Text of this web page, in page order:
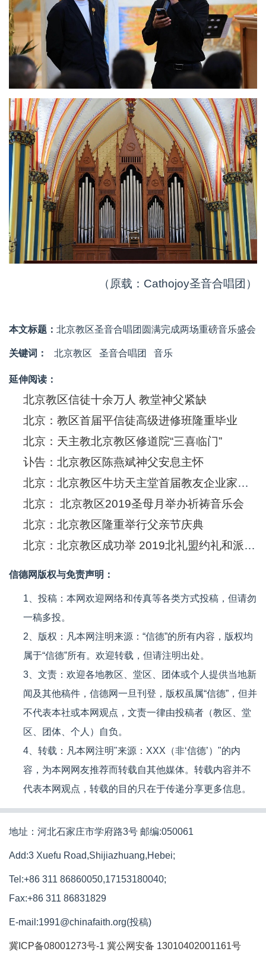
（原载：Cathojoy圣音合唱团）
本文标题： 北京教区圣音合唱团圆满完成两场重磅音乐盛会
关键词： 北京教区 圣音合唱团 音乐
延伸阅读：
北京教区信徒十余万人 教堂神父紧缺
北京：教区首届平信徒高级进修班隆重毕业
北京：天主教北京教区修道院“三喜临门”
讣告：北京教区陈燕斌神父安息主怀
北京：北京教区牛坊天主堂首届教友企业家高峰论坛成功举办
北京： 北京教区2019圣母月举办祈祷音乐会
北京：北京教区隆重举行父亲节庆典
北京：北京教区成功举 2019北礼盟约礼和派遣礼
信德网版权与免责声明：
1、投稿：本网欢迎网络和传真等各类方式投稿，但请勿
一稿多投。
2、版权：凡本网注明来源：“信德”的所有内容，版权均
属于“信德”所有。欢迎转载，但请注明出处。
3、文责：欢迎各地教区、堂区、团体或个人提供当地新
闻及其他稿件，信德网一旦刊登，版权虽属“信德”，但并
不代表本社或本网观点，文责一律由投稿者（教区、堂
区、团体、个人）自负。
4、转载：凡本网注明"来源：XXX（非‘信德’）"的内
容，为本网网友推荐而转载自其他媒体。转载内容并不
代表本网观点，转载的目的只在于传递分享更多信息。
地址：河北石家庄市学府路3号 邮编:050061
Add:3 Xuefu Road,Shijiazhuang,Hebei;
Tel:+86 311 86860050,17153180040;
Fax:+86 311 86831829
E-mail:1991@chinafaith.org(投稿)
冀ICP备08001273号-1 冀公网安备 13010402001161号